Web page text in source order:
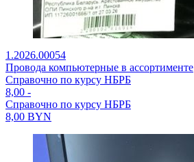
1.2026.00054
Провода компьютерные в ассортименте
Справочно по курсу НБРБ
8,00 -
Справочно по курсу НБРБ
8,00 BYN